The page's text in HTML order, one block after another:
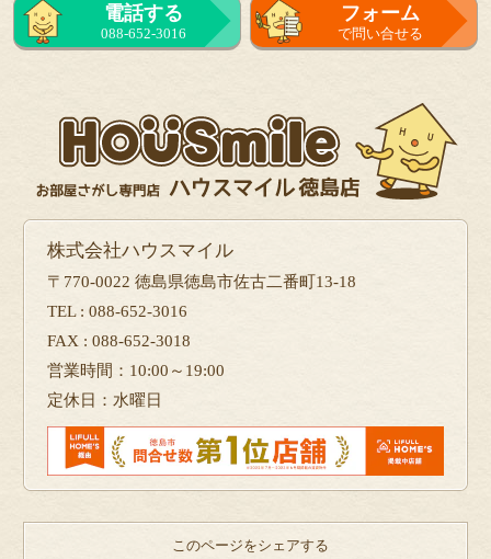
電話する
088-652-3016
フォーム
で問い合せる
株式会社ハウスマイル
〒770-0022 徳島県徳島市佐古二番町13-18
TEL : 088-652-3016
FAX : 088-652-3018
営業時間：10:00～19:00
定休日：水曜日
このページをシェアする